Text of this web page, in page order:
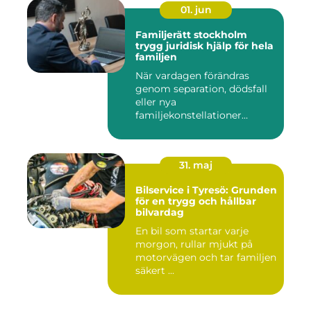
01. jun
Familjerätt stockholm
trygg juridisk hjälp för hela
familjen
När vardagen förändras
genom separation, dödsfall
eller nya
familjekonstellationer
31. maj
Bilservice i Tyresö: Grunden
för en trygg och hållbar
bilvardag
En bil som startar varje
morgon, rullar mjukt på
motorvägen och tar familjen
säkert ...